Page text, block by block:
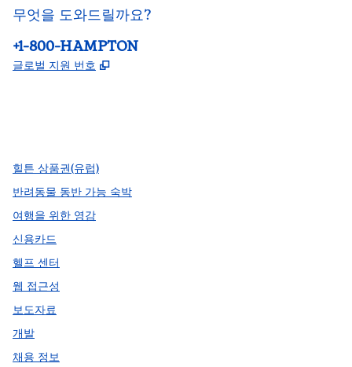
무엇을 도와드릴까요?
전화:
+1-800-HAMPTON
글로벌 지원 번호 ,
힐튼 상품권(유럽)
반려동물 동반 가능 숙박
여행을 위한 영감
신용카드
헬프 센터
웹 접근성
보도자료
개발
채용 정보